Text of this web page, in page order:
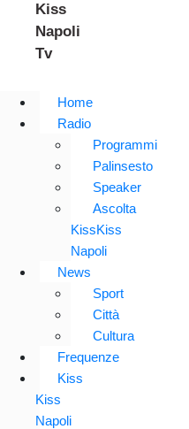
Kiss
Napoli
Tv
Home
Radio
Programmi
Palinsesto
Speaker
Ascolta
KissKiss
Napoli
News
Sport
Città
Cultura
Frequenze
Kiss
Kiss
Napoli